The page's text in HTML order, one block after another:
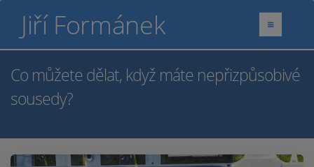
Jiří Formánek
Co můžete dělat, když máte nepřizpůsobivé
sousedy?